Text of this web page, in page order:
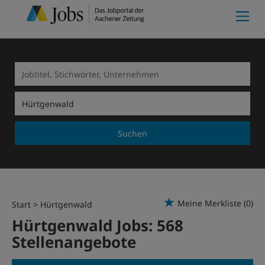
Suchen
Start Hürtgenwald Meine Merkliste (0)
Hürtgenwald Jobs: 568
Stellenangebote